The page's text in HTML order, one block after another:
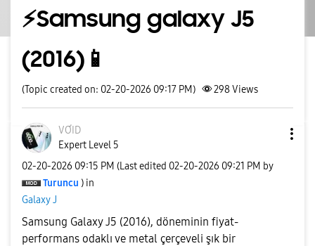
⚡️Samsung galaxy J5
(2016)📱
(Topic created on: 02-20-2026 09:17 PM) 298Views
VƠID
Expert Level 5
‎02-20-2026 09:15 PM (Last edited ‎02-20-2026 09:21 PM by
Turuncu ) in
Galaxy J
Samsung Galaxy J5 (2016), döneminin fiyat-
performans odaklı ve metal çerçeveli şık bir